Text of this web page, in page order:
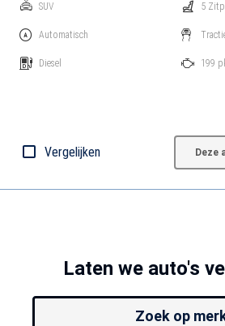
SUV
Automatisch
Diesel
5
199
Vergelijken Deze
Laten we auto's
Zoek op